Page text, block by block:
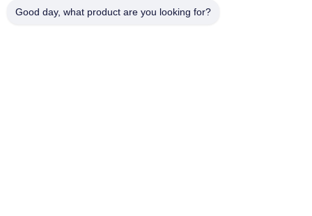
Good day, what product are you looking for?